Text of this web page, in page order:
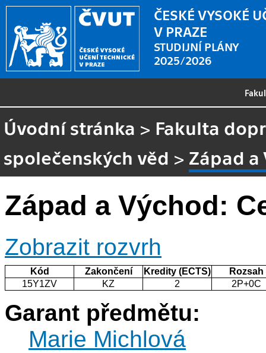
ČESKÉ VYSOKÉ
V PRAZE
STUDIJNÍ PLÁNY
2025/2026
Úvodní stránka > Fakulta
společenských věd > Západ a
Západ a Východ:
Zobrazit rozvrh
Kód Zakončení Kredity (ECTS)
Rozsah
15Y1ZV
KZ 2 2P+0C
Garant předmětu:
Marie Michlová